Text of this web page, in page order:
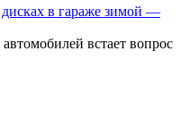
в гараже зимой —
встает вопрос